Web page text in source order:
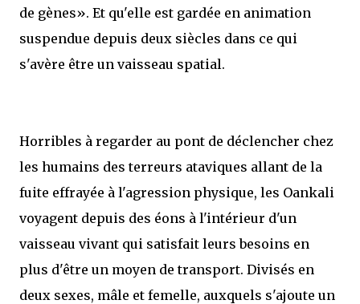
de gènes». Et qu'elle est gardée en animation
suspendue depuis deux siècles dans ce qui
s'avère être un vaisseau spatial.
Horribles à regarder au pont de déclencher chez
les humains des terreurs ataviques allant de la
fuite effrayée à l'agression physique, les Oankali
voyagent depuis des éons à l'intérieur d'un
vaisseau vivant qui satisfait leurs besoins en
plus d'être un moyen de transport. Divisés en
deux sexes, mâle et femelle, auxquels s'ajoute un